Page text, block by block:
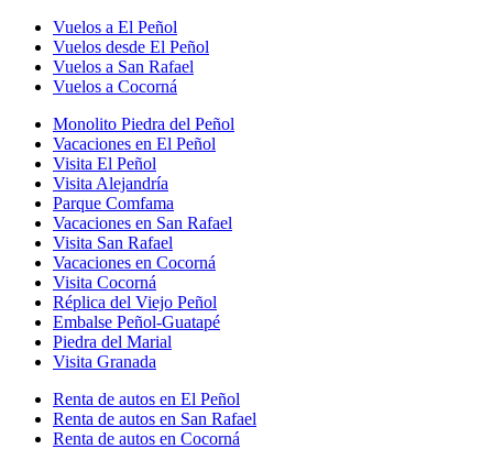
Vuelos a El Peñol
Vuelos desde El Peñol
Vuelos a San Rafael
Vuelos a Cocorná
Monolito Piedra del Peñol
Vacaciones en El Peñol
Visita El Peñol
Visita Alejandría
Parque Comfama
Vacaciones en San Rafael
Visita San Rafael
Vacaciones en Cocorná
Visita Cocorná
Réplica del Viejo Peñol
Embalse Peñol-Guatapé
Piedra del Marial
Visita Granada
Renta de autos en El Peñol
Renta de autos en San Rafael
Renta de autos en Cocorná